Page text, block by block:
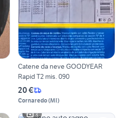
Catene da neve GOODYEAR
Rapid T2 mis. 090
20 €
Cornaredo(MI)
3